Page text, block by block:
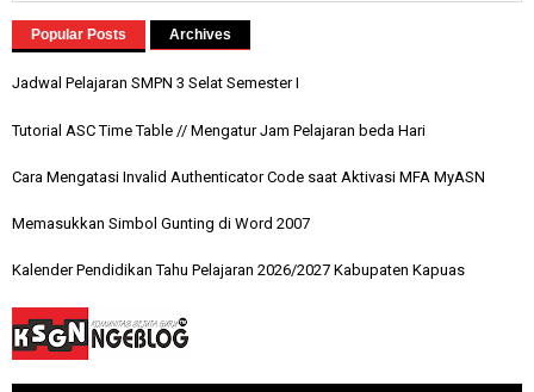
Popular Posts Archives
Jadwal Pelajaran SMPN 3 Selat Semester I
Tutorial ASC Time Table // Mengatur Jam Pelajaran beda Hari
Cara Mengatasi Invalid Authenticator Code saat Aktivasi MFA MyASN
Memasukkan Simbol Gunting di Word 2007
Kalender Pendidikan Tahu Pelajaran 2026/2027 Kabupaten Kapuas